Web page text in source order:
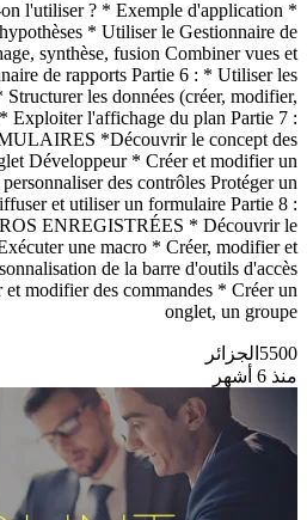
l'utiliser ? * Exemple d'application *
* Utiliser le Gestionnaire de
synthèse, fusion Combiner vues et
de rapports Partie 6 : * Utiliser les
les données (créer, modifier,
Exploiter l'affichage du plan Partie 7 :
*Découvrir le concept des
Développeur * Créer et modifier un
des contrôles Protéger un
et utiliser un formulaire Partie 8 :
ENREGISTRÉES * Découvrir le
une macro * Créer, modifier et
de la barre d'outils d'accès
modifier des commandes * Créer un
onglet, un groupe
5500 الجزائر
منذ 6 أشهر